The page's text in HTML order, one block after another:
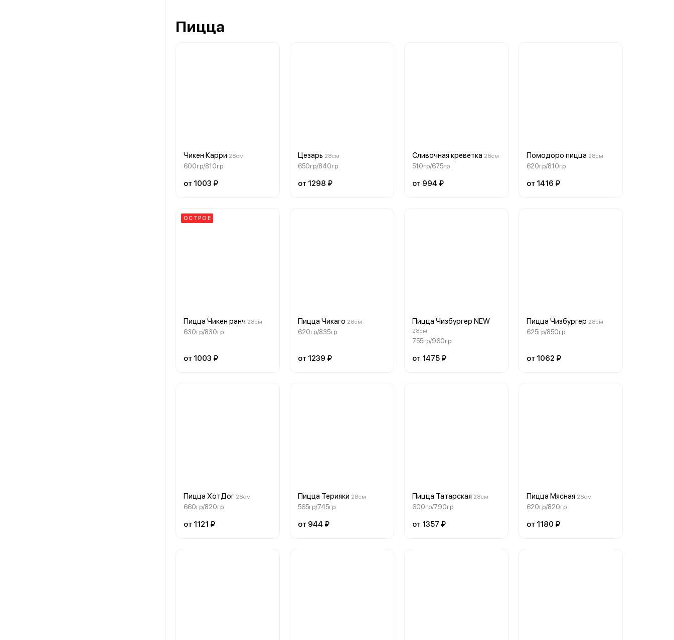
Пицца
Чикен Карри 28см
600гр/810гр
от 1003 ₽
Цезарь 28см
650гр/840гр
от 1298 ₽
Сливочная креветка 28см
510гр/675гр
от 994 ₽
Помодоро пицца 28см
620гр/810гр
от 1416 ₽
ОСТРОЕ
Пицца Чикен ранч 28см
630гр/830гр
от 1003 ₽
Пицца Чикаго 28см
620гр/835гр
от 1239 ₽
Пицца Чизбургер NEW
28см
755гр/960гр
от 1475 ₽
Пицца Чизбургер 28см
625гр/850гр
от 1062 ₽
Пицца ХотДог 28см
660гр/820гр
от 1121 ₽
Пицца Терияки 28см
565гр/745гр
от 944 ₽
Пицца Татарская 28см
600гр/790гр
от 1357 ₽
Пицца Мясная 28см
620гр/820гр
от 1180 ₽